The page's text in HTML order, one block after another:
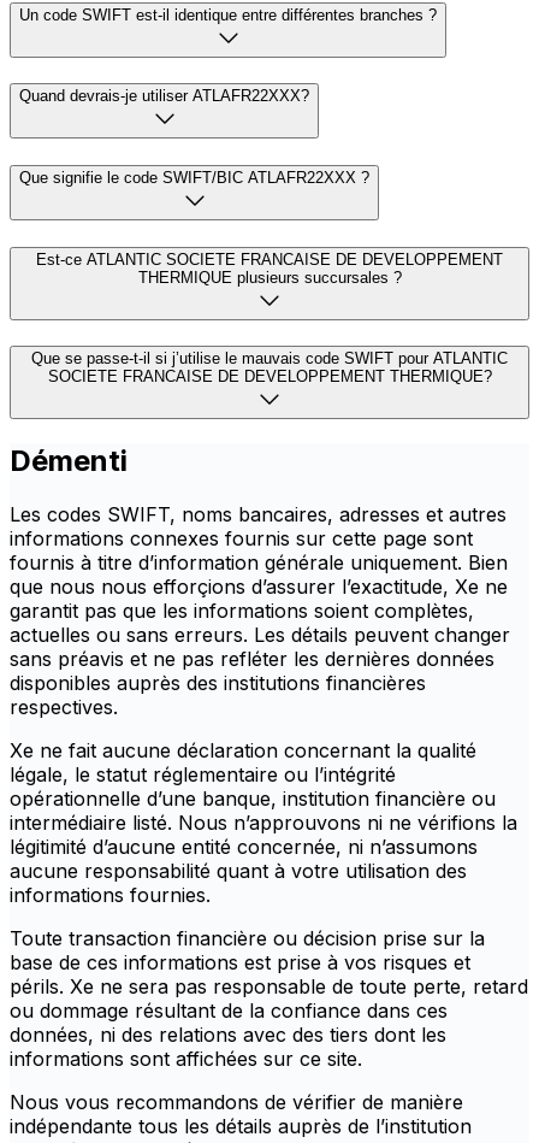
Un code SWIFT est-il identique entre différentes branches ?
Quand devrais-je utiliser ATLAFR22XXX?
Que signifie le code SWIFT/BIC ATLAFR22XXX ?
Est-ce ATLANTIC SOCIETE FRANCAISE DE DEVELOPPEMENT
THERMIQUE plusieurs succursales ?
Que se passe-t-il si j’utilise le mauvais code SWIFT pour ATLANTIC
SOCIETE FRANCAISE DE DEVELOPPEMENT THERMIQUE?
Démenti
Les codes SWIFT, noms bancaires, adresses et autres
informations connexes fournis sur cette page sont
fournis à titre d’information générale uniquement. Bien
que nous nous efforçions d’assurer l’exactitude, Xe ne
garantit pas que les informations soient complètes,
actuelles ou sans erreurs. Les détails peuvent changer
sans préavis et ne pas refléter les dernières données
disponibles auprès des institutions financières
respectives.
Xe ne fait aucune déclaration concernant la qualité
légale, le statut réglementaire ou l’intégrité
opérationnelle d’une banque, institution financière ou
intermédiaire listé. Nous n’approuvons ni ne vérifions la
légitimité d’aucune entité concernée, ni n’assumons
aucune responsabilité quant à votre utilisation des
informations fournies.
Toute transaction financière ou décision prise sur la
base de ces informations est prise à vos risques et
périls. Xe ne sera pas responsable de toute perte, retard
ou dommage résultant de la confiance dans ces
données, ni des relations avec des tiers dont les
informations sont affichées sur ce site.
Nous vous recommandons de vérifier de manière
indépendante tous les détails auprès de l’institution